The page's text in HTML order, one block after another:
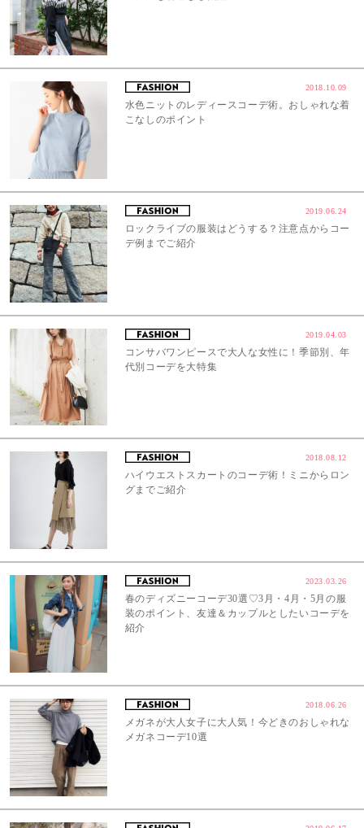
2018.10.09
水色ニットのレディースコーデ術。おしゃれな着
こなしのポイント
2019.06.24
ロックライブの服装はどうする？注意点からコー
デ例までご紹介
2019.04.03
コンサバワンピースで大人な女性に！季節別、年
代別コーデを大特集
2018.08.12
ハイウエストスカートのコーデ術！ミニからロン
グまでご紹介
2023.03.26
春のディズニーコーデ30選♡3月・4月・5月の服
装のポイント、友達＆カップルとしたいコーデを
紹介
2018.06.26
メガネが大人女子に大人気！今どきのおしゃれな
メガネコーデ10選